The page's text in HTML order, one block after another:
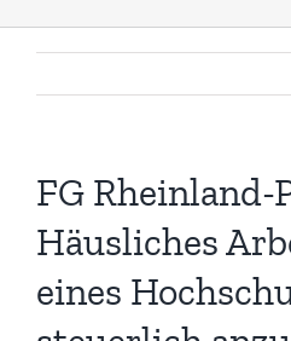
FG Rheinland-
Häusliches
eines